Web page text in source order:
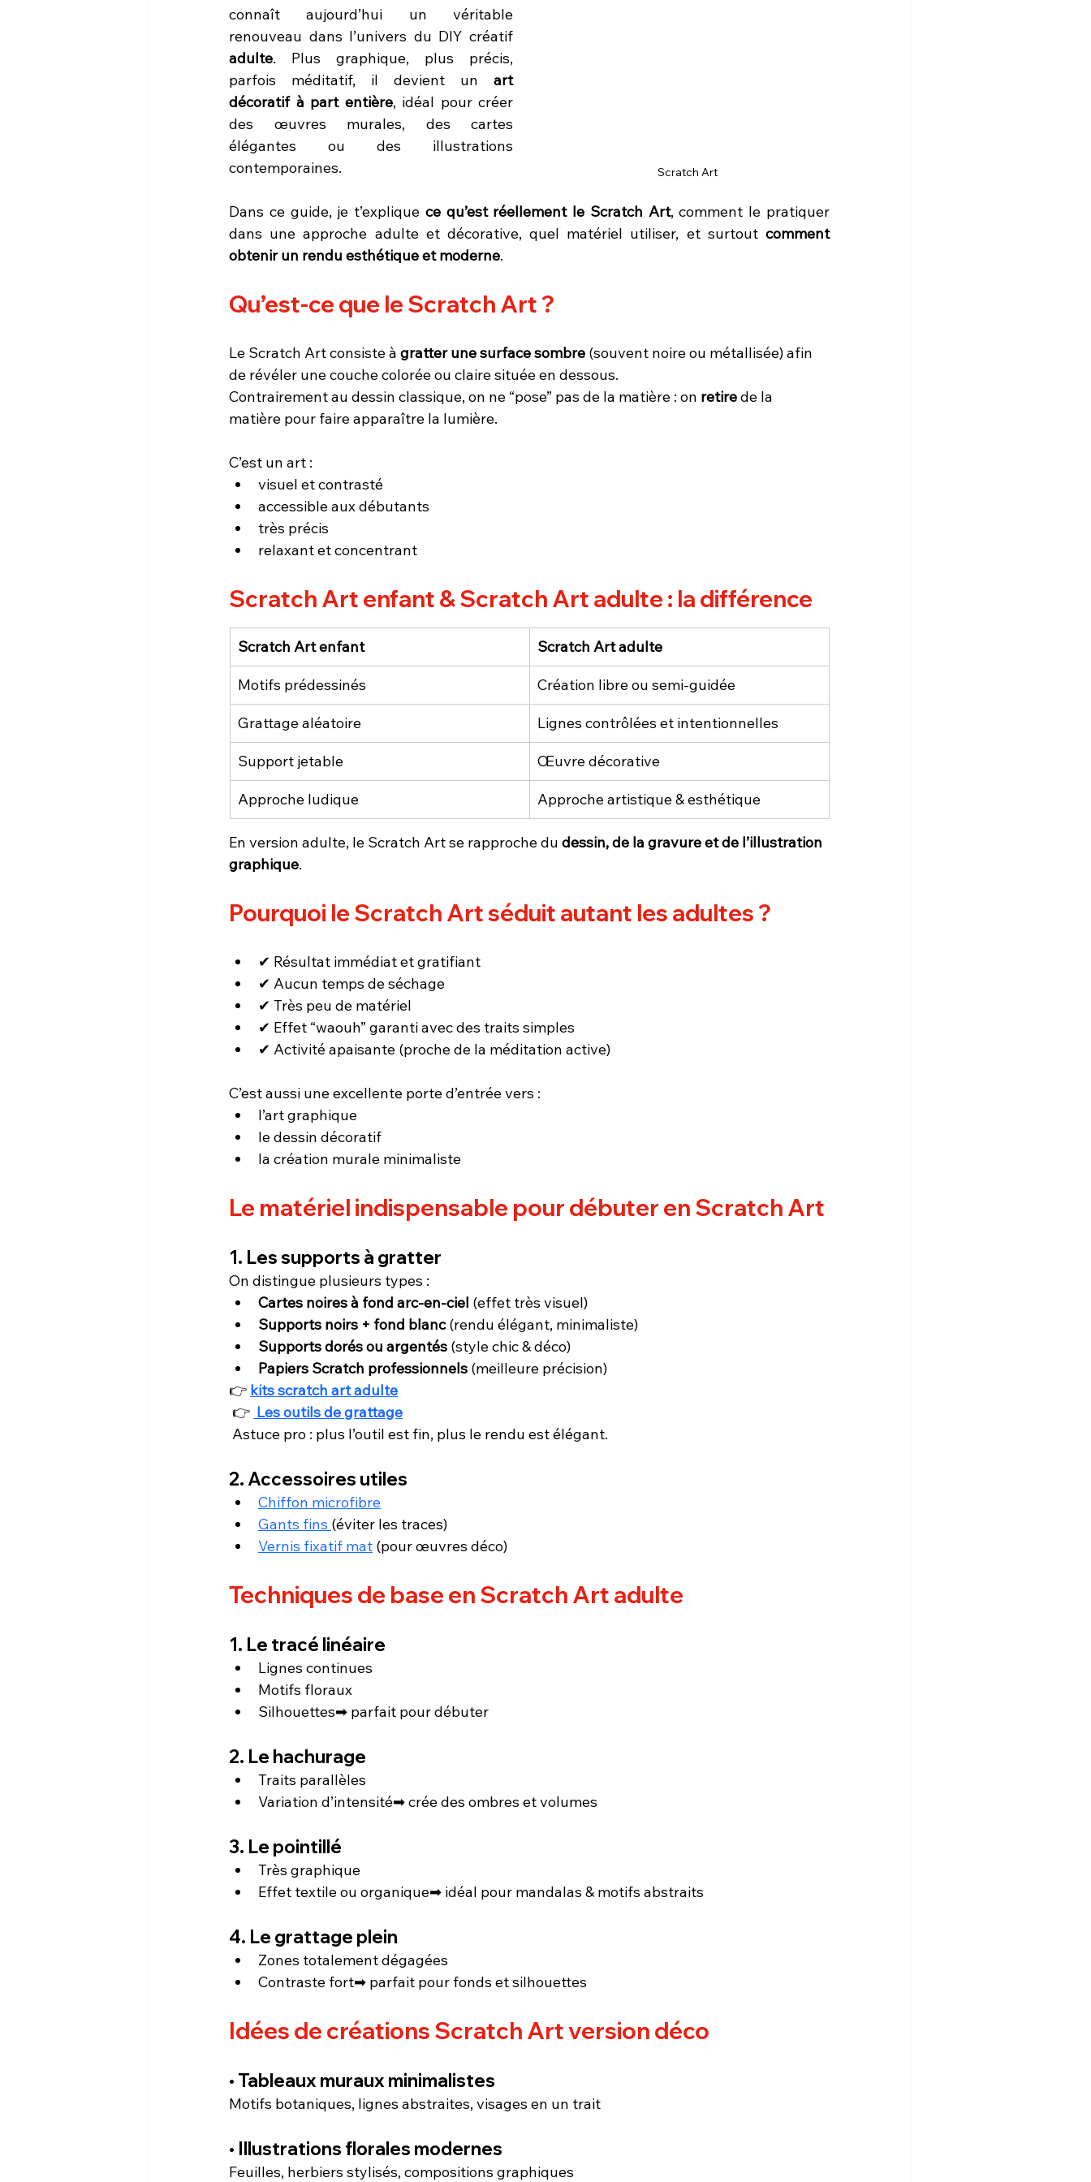
Scratch Art
connaît aujourd’hui un véritable
adulte. Plus graphique, plus précis,
parfois méditatif, il devient un art
décoratif à part entière, idéal pour créer
des œuvres murales, des cartes
élégantes ou des illustrations
contemporaines.
Dans ce guide, je t’explique ce qu’est réellement le Scratch Art, comment le pratiquer
dans une approche adulte et décorative, quel matériel utiliser, et surtout comment
obtenir un rendu esthétique et moderne.
Qu’est-ce que le Scratch Art ?
Le Scratch Art consiste à gratter une surface sombre (souvent noire ou métallisée) afin
de révéler une couche colorée ou claire située en dessous.
Contrairement au dessin classique, on ne “pose” pas de la matière : on retire de la
matière pour faire apparaître la lumière.
C’est un art :
visuel et contrasté
accessible aux débutants
très précis
relaxant et concentrant
Scratch Art enfant & Scratch Art adulte : la différence
Scratch Art enfant Scratch Art adulte
Motifs prédessinés Création libre ou semi-guidée
Grattage aléatoire Lignes contrôlées et intentionnelles
Support jetable Œuvre décorative
Approche ludique Approche artistique & esthétique
En version adulte, le Scratch Art se rapproche du dessin, de la gravure et de l’illustration
graphique.
Pourquoi le Scratch Art séduit autant les adultes ?
✔ Résultat immédiat et gratifiant
✔ Aucun temps de séchage
✔ Très peu de matériel
✔ Effet “waouh” garanti avec des traits simples
✔ Activité apaisante (proche de la méditation active)
C’est aussi une excellente porte d’entrée vers :
l’art graphique
le dessin décoratif
la création murale minimaliste
Le matériel indispensable pour débuter en Scratch Art
1. Les supports à gratter
On distingue plusieurs types :
Cartes noires à fond arc-en-ciel (effet très visuel)
Supports noirs + fond blanc (rendu élégant, minimaliste)
Supports dorés ou argentés (style chic & déco)
Papiers Scratch professionnels (meilleure précision)
👉 kits scratch art adulte
👉 Les outils de grattage
Astuce pro : plus l’outil est fin, plus le rendu est élégant.
2. Accessoires utiles
Chiffon microfibre
Gants fins (éviter les traces)
Vernis fixatif mat (pour œuvres déco)
Techniques de base en Scratch Art adulte
1. Le tracé linéaire
Lignes continues
Motifs floraux
Silhouettes➡ parfait pour débuter
2. Le hachurage
Traits parallèles
Variation d’intensité➡ crée des ombres et volumes
3. Le pointillé
Très graphique
Effet textile ou organique➡ idéal pour mandalas & motifs abstraits
4. Le grattage plein
Zones totalement dégagées
Contraste fort➡ parfait pour fonds et silhouettes
Idées de créations Scratch Art version déco
• Tableaux muraux minimalistes
Motifs botaniques, lignes abstraites, visages en un trait
• Illustrations florales modernes
Feuilles, herbiers stylisés, compositions graphiques